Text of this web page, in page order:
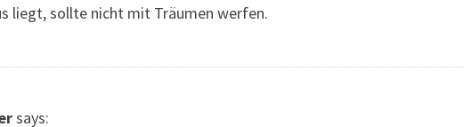
liegt, sollte nicht mit Träumen werfen.
says: